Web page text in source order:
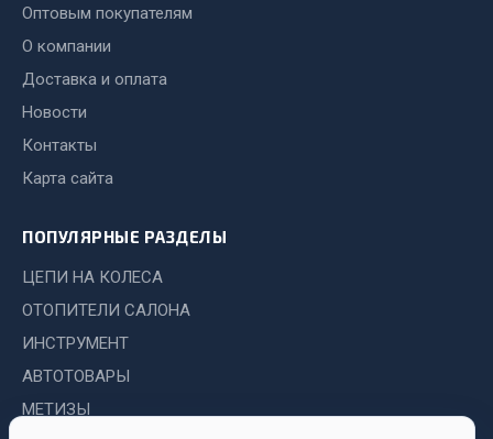
Коробка передач
Рулевое управление
Запчасти HOWO
Тормозная система
Двигатель
Подвеска
Система питания
Система выпуска газа
Оптовым покупателям
О компании
Доставка и оплата
Новости
Контакты
Карта сайта
ПОПУЛЯРНЫЕ РАЗДЕЛЫ
ЦЕПИ НА КОЛЕСА
ОТОПИТЕЛИ САЛОНА
ИНСТРУМЕНТ
АВТОТОВАРЫ
МЕТИЗЫ